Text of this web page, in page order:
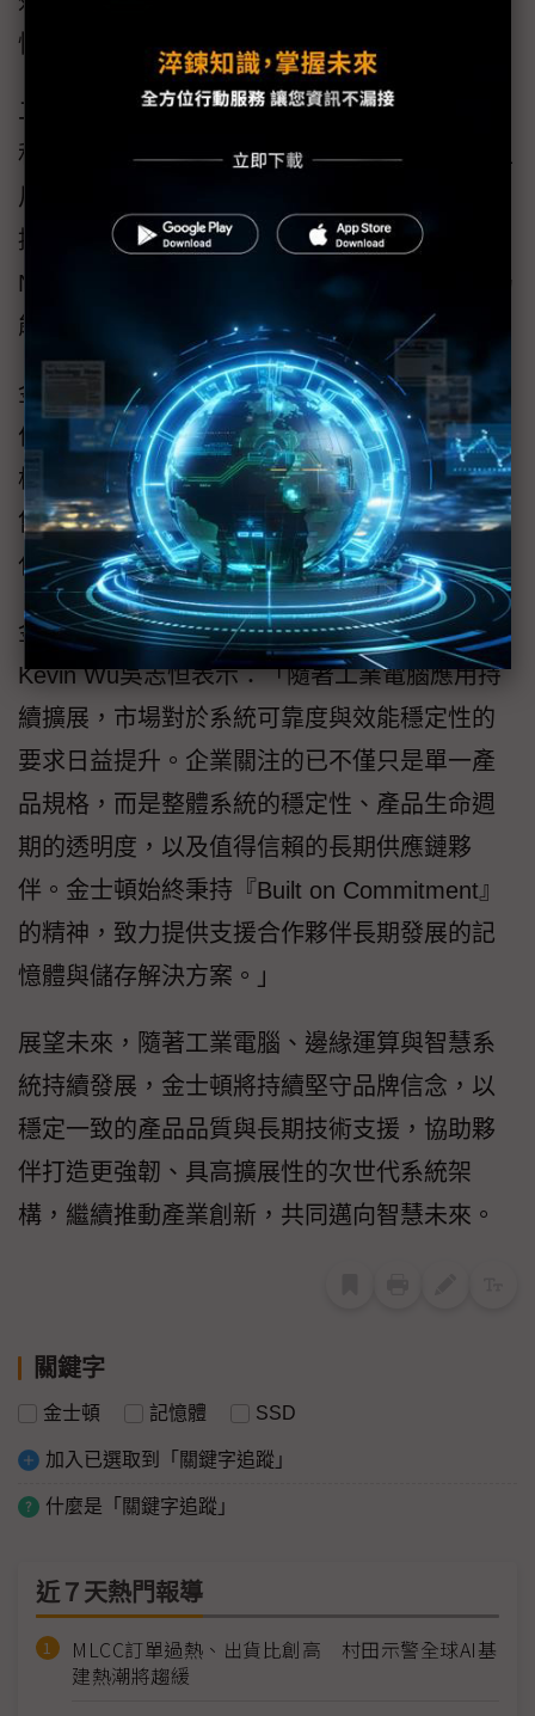
性。
二，工業用固態硬碟：金士頓推出一系列SATA
和NVMe工業用固態硬碟，涵蓋多種規格與外型
尺寸，支援商用和工業用運作溫度。搭載進階
控制器、磨損均衡、垃圾資料回收與其他3D
NAND技術，確保在工業應用的嚴苛環境下，仍
能維持穩定且高效的運算效能。
金士頓自產品開發初期即與合作夥伴緊密合
作，協助客戶打造兼具穩定性與效能的系統架
構，並確保供應鏈的可靠性，應用領域橫跨零
售、交通運輸、物流、監控、網通與工業自動
化等多元場域。
金士頓亞太區業務行銷暨事業發展副總經理
Kevin Wu吳志恒表示：「隨著工業電腦應用持
續擴展，市場對於系統可靠度與效能穩定性的
要求日益提升。企業關注的已不僅只是單一產
品規格，而是整體系統的穩定性、產品生命週
期的透明度，以及值得信賴的長期供應鏈夥
伴。金士頓始終秉持『Built on Commitment』
的精神，致力提供支援合作夥伴長期發展的記
憶體與儲存解決方案。」
展望未來，隨著工業電腦、邊緣運算與智慧系
統持續發展，金士頓將持續堅守品牌信念，以
穩定一致的產品品質與長期技術支援，協助夥
伴打造更強韌、具高擴展性的次世代系統架
構，繼續推動產業創新，共同邁向智慧未來。
關鍵字
金士頓 記憶體 SSD
加入已選取到「關鍵字追蹤」
什麼是「關鍵字追蹤」
近７天熱門報導
MLCC訂單過熱、出貨比創高 村田示警全球AI基
建熱潮將趨緩